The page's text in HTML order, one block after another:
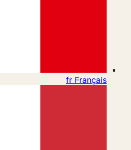
fr Français